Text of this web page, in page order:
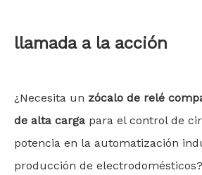
llamada a la acción
¿Necesita un zócalo de relé
de alta carga para el control de
potencia en la automatización
producción de electrodomésticos?